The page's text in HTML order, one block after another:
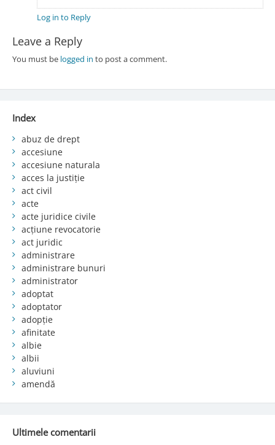
Log in to Reply
Leave a Reply
You must be logged in to post a comment.
Index
abuz de drept
accesiune
accesiune naturala
acces la justiție
act civil
acte
acte juridice civile
acțiune revocatorie
act juridic
administrare
administrare bunuri
administrator
adoptat
adoptator
adopție
afinitate
albie
albii
aluviuni
amendă
Ultimele comentarii